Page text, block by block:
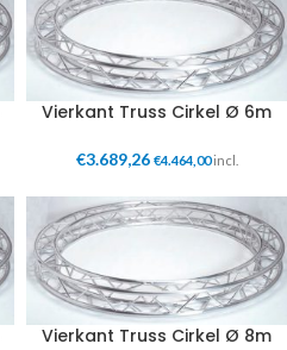
Vierkant Truss Cirkel Ø 6m
€3.689,26 €4.464,00incl.
Vierkant Truss Cirkel Ø 8m